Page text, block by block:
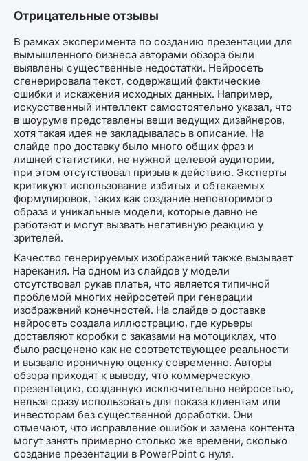
Отрицательные отзывы
В рамках эксперимента по созданию презентации для
вымышленного бизнеса авторами обзора были
выявлены существенные недостатки. Нейросеть
сгенерировала текст, содержащий фактические
ошибки и искажения исходных данных. Например,
искусственный интеллект самостоятельно указал, что
в шоуруме представлены вещи ведущих дизайнеров,
хотя такая идея не закладывалась в описание. На
слайде про доставку было много общих фраз и
лишней статистики, не нужной целевой аудитории,
при этом отсутствовал призыв к действию. Эксперты
критикуют использование избитых и обтекаемых
формулировок, таких как создание неповторимого
образа и уникальные модели, которые давно не
работают и могут вызвать негативную реакцию у
зрителей.
Качество генерируемых изображений также вызывает
нарекания. На одном из слайдов у модели
отсутствовал рукав платья, что является типичной
проблемой многих нейросетей при генерации
изображений конечностей. На слайде о доставке
нейросеть создала иллюстрацию, где курьеры
доставляют коробки с заказами на мотоциклах, что
было расценено как не соответствующее реальности
и вызвало ироничную оценку современно. Авторы
обзора приходят к выводу, что коммерческую
презентацию, созданную исключительно нейросетью,
нельзя сразу использовать для показа клиентам или
инвесторам без существенной доработки. Они
отмечают, что исправление ошибок и замена контента
могут занять примерно столько же времени, сколько
создание презентации в PowerPoint с нуля.